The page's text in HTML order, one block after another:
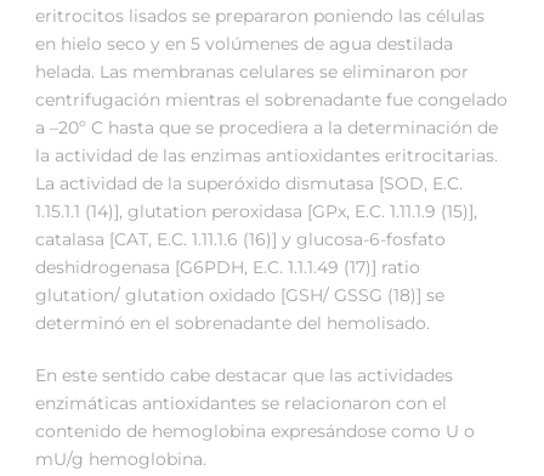
eritrocitos lisados se prepararon poniendo las células
en hielo seco y en 5 volúmenes de agua destilada
helada. Las membranas celulares se eliminaron por
centrifugación mientras el sobrenadante fue congelado
a –20º C hasta que se procediera a la determinación de
la actividad de las enzimas antioxidantes eritrocitarias.
La actividad de la superóxido dismutasa [SOD, E.C.
1.15.1.1 (14)], glutation peroxidasa [GPx, E.C. 1.11.1.9 (15)],
catalasa [CAT, E.C. 1.11.1.6 (16)] y glucosa-6-fosfato
deshidrogenasa [G6PDH, E.C. 1.1.1.49 (17)] ratio
glutation/ glutation oxidado [GSH/ GSSG (18)] se
determinó en el sobrenadante del hemolisado.
En este sentido cabe destacar que las actividades
enzimáticas antioxidantes se relacionaron con el
contenido de hemoglobina expresándose como U o
mU/g hemoglobina.